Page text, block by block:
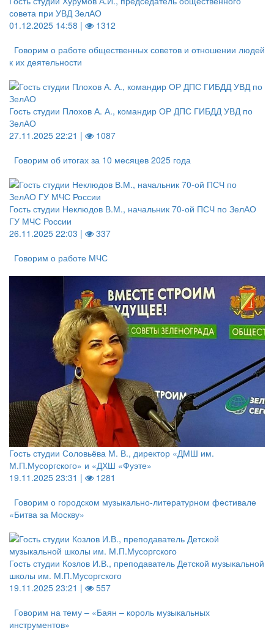
совета при УВД ЗелАО
01.12.2025 14:58 |
1312
Говорим о работе общественных советов и отношении людей
к их деятельности
Гость студии Плохов А. А., командир ОР ДПС ГИБДД УВД по
ЗелАО
27.11.2025 22:21 |
1087
Говорим об итогах за 10 месяцев 2025 года
Гость студии Неклюдов В.М., начальник 70-ой ПСЧ по ЗелАО
ГУ МЧС России
26.11.2025 22:03 |
337
Говорим о работе МЧС
Гость студии Соловьёва М. В., директор «ДМШ им.
М.П.Мусоргского» и «ДХШ «Фуэте»
19.11.2025 23:31 |
1281
Говорим о городском музыкально-литературном фестивале
«Битва за Москву»
Гость студии Козлов И.В., преподаватель Детской музыкальной
школы им. М.П.Мусоргского
19.11.2025 23:21 |
557
Говорим на тему – «Баян – король музыкальных
инструментов»